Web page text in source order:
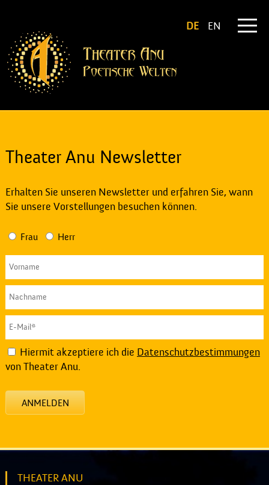
DE EN
Theater Anu Newsletter
Erhalten Sie unseren Newsletter und erfahren Sie, wann
Sie unsere Vorstellungen besuchen können.
Frau Herr
Hiermit akzeptiere ich die Datenschutzbestimmungen
von Theater Anu.
ANMELDEN
THEATER ANU